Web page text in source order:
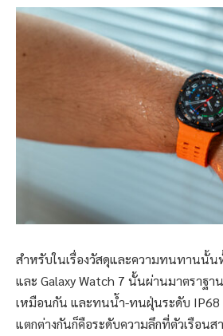
สำหรับในเรื่องวัสดุและความทนทานนั้น
และ Galaxy Watch 7 นั้นผ่านมาตราฐา
เหมือนกัน และทนน้ำ-ทนฝุ่นระดับ IP68
แตกต่างกันก็คือระดับความลึกที่ตัวเรือนส